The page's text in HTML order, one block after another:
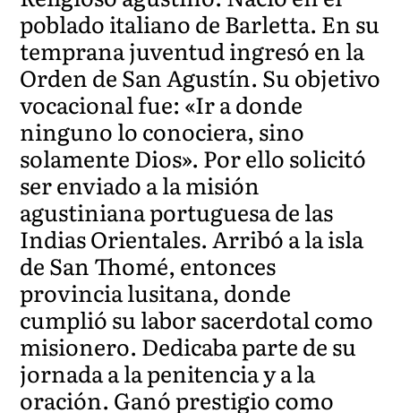
poblado italiano de Barletta. En su
temprana juventud ingresó en la
Orden de San Agustín. Su objetivo
vocacional fue: «Ir a donde
ninguno lo conociera, sino
solamente Dios». Por ello solicitó
ser enviado a la misión
agustiniana portuguesa de las
Indias Orientales. Arribó a la isla
de San Thomé, entonces
provincia lusitana, donde
cumplió su labor sacerdotal como
misionero. Dedicaba parte de su
jornada a la penitencia y a la
oración. Ganó prestigio como